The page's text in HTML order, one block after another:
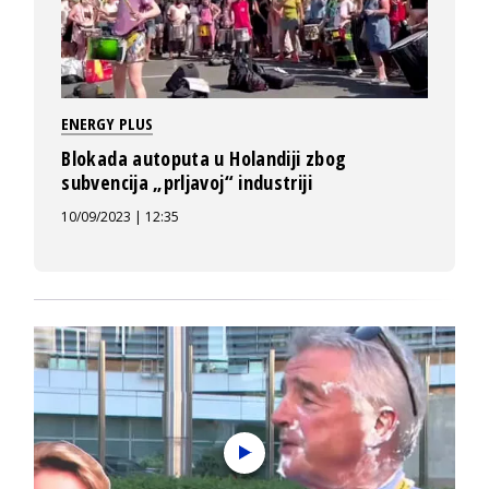
ENERGY PLUS
Blokada autoputa u Holandiji zbog
subvencija „prljavoj“ industriji
10/09/2023 | 12:35